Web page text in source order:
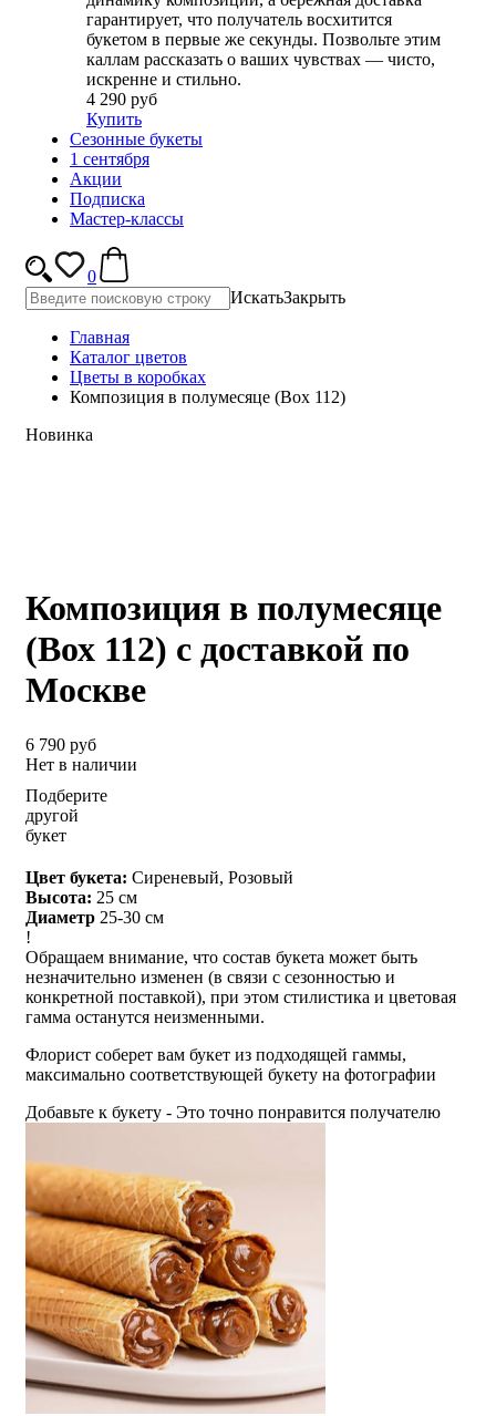
гарантирует, что получатель восхитится
букетом в первые же секунды. Позвольте этим
каллам рассказать о ваших чувствах — чисто,
искренне и стильно.
4 290 руб
Купить
Сезонные букеты
1 сентября
Акции
Подписка
Мастер-классы
0
ИскатьЗакрыть
Главная
Каталог цветов
Цветы в коробках
Композиция в полумесяце (Вох 112)
Новинка
Композиция в полумесяце
(Вох 112) с доставкой по
Москве
6 790 руб
Нет в наличии
Подберите
другой
букет
Цвет букета: Сиреневый, Розовый
Высота: 25 см
Диаметр 25-30 см
!
Обращаем внимание, что состав букета может быть
незначительно изменен (в связи с сезонностью и
конкретной поставкой), при этом стилистика и цветовая
гамма останутся неизменными.
Флорист соберет вам букет из подходящей гаммы,
максимально соответствующей букету на фотографии
Добавьте к букету - Это точно понравится получателю